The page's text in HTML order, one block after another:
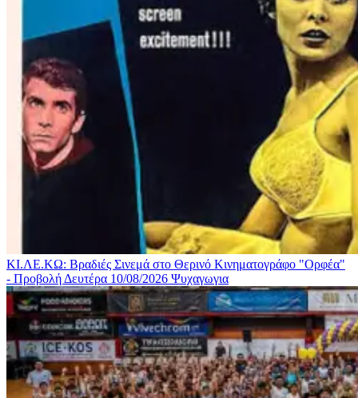
ΚΙ.ΛΕ.ΚΩ: Βραδιές Σινεμά στο Θερινό Κινηματογράφο "Ορφέα"
- Προβολή Δευτέρα 10/08/2026 Ψυχαγωγια